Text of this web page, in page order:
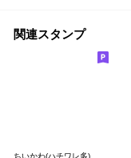
関連スタンプ